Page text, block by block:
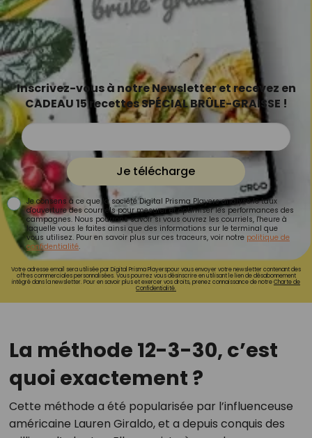
Inscrivez-vous à notre Newsletter et recevez en
CADEAU 15 recettes SPÉCIAL BRÛLE-GRAISSE !
Je télécharge
Je consens à ce que la société Digital Prisma Players analyse le taux
d'ouverture des courriels pour mesurer et optimiser les performances des
campagnes. Nous pourrons savoir si vous ouvrez les courriels, l'heure à
laquelle vous le faites ainsi que des informations sur le terminal que
vous utilisez. Pour en savoir plus sur ces traceurs, voir notre politique de
confidentialité.
Votre adresse email sera utilisée par Digital Prisma Playerspour vous envoyer votre newsletter contenant des
offres commerciales personnalisées. Vous pourrez vous désinscrire en utilisant le lien de désabonnement
intégré dans la newsletter. Pour en savoir plus et exercer vos droits, prenez connaissance de notreCharte de
Confidentialité.
La méthode 12-3-30, c’est
quoi exactement ?
Cette méthode a été popularisée par l’influenceuse
américaine Lauren Giraldo, et a depuis conquis des